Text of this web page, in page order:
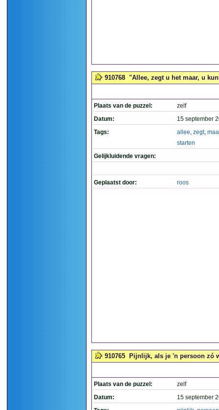
910768 "Allee, zegt u het maar, u
Plaats van de puzzel:
zelf
Datum:
15 september
Tags:
allee, zegt,
starten
Gelijkluidende vragen:
Geplaatst door: roos
910765 Pijnlijk, als je 'n persoon zó
Plaats van de puzzel:
zelf
Datum:
15 september